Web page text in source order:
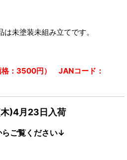
未塗装未組み立てです。
：3500円） JANコード：
)4月23日入荷
ご覧ください↓